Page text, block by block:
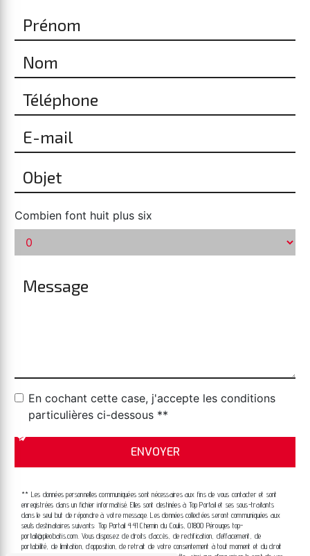
Combien font huit plus six
En cochant cette case, j'accepte les conditions
particulières ci-dessous **
ENVOYER
** Les données personnelles communiquées sont nécessaires aux fins de vous contacter et sont
enregistrées dans un fichier informatisé. Elles sont destinées à Top Portail et ses sous-traitants
dans le seul but de répondre à votre message. Les données collectées seront communiquées aux
seuls destinataires suivants: Top Portail 441 Chemin du Coulis, 01800 Pérouges top-
portail@pleobatis.com. Vous disposez de droits d’accès, de rectification, d’effacement, de
portabilité, de limitation, d’opposition, de retrait de votre consentement à tout moment et du droit